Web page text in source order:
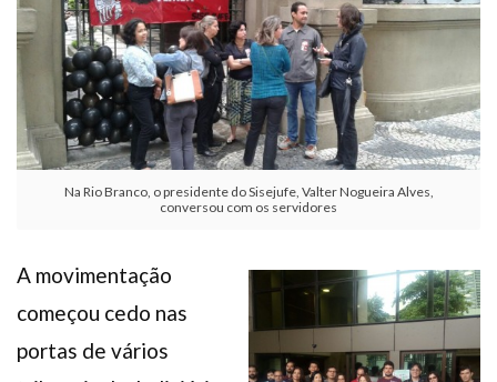
Na Rio Branco, o presidente do Sisejufe, Valter Nogueira Alves,
conversou com os servidores
A movimentação
começou cedo nas
portas de vários
Assistência Funeral
Pós-graduação
FacebookInstagram Twitter YoutubeTikTok Whatsapp